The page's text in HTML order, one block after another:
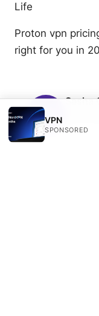
Life
Proton vpn
right for you in
Sasha
VPN
SPONSORED